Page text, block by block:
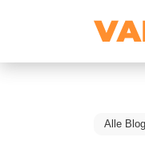
Alle